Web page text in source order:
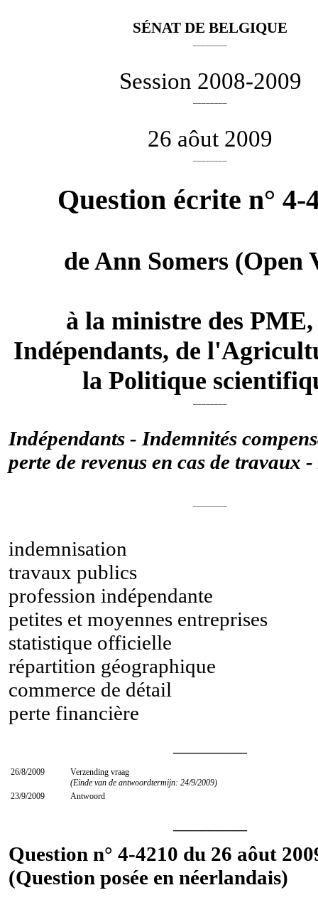
SÉNAT DE BELGIQUE
Session 2008-2009
26 aôut 2009
Question écrite n° 4-
de Ann Somers(Open
à la ministre des PME,
Indépendants, de
la Politique
Indépendants - Indemnités
perte de revenus en cas de travaux
indemnisation
travaux publics
profession indépendante
petites et moyennes entreprises
statistique officielle
répartition géographique
commerce de détail
perte financière
26/8/2009
Verzending vraag
(Einde van de antwoordtermijn: 24/9/2009)
23/9/2009
Antwoord
Question n° 4-4210 du 26 aôut
(Question posée en néerlandais)